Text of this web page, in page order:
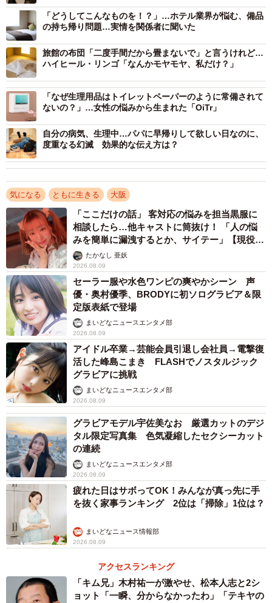
2/11
「できれば女の人出てくれ～！」とフロントに電話をすると…（ごえた
むさん提供）
テキパキとした対応に救われたごえたむさんですが、こ
の日以降、外泊時には生理予定日に関係なく、ショーツ型
のナプキンを履いて備えるようになったそうです。
投稿を読んだ現役や元ホテルスタッフからは「申し出て
くださるだけでありがたい」「ホテルでちゃんと対応しま
す」「気にしないで大丈夫です」「チェックアウトの際に
お手紙で伝えられたこともあります」といった反応があり
ました。
ツイッターユーザーからも似たような経験談がたくさん寄せられました
（ごえたむさん提供）
ホテル側「ご不安に寄り添えうれしい」
ごえたむさんが宿泊したのはJR大阪駅に直結する「ホテ
ルグランヴィア大阪」（大阪市北区）。抜群のホスピタリ
ティがSNS上で話題になっていることを広報担当者に伝え
ると、今回のケースは特別なことではなく、普段通りの対
応に過ぎなかったと驚いた様子でした。
です。お客様のご不安やご心配に寄り添うことができまし
てうれしい限りです。励みになります。滞在中に体調不良
「どうしてこんなものを！？」…ホテル業界が悩む、備品
の持ち帰り問題…実情を関係者に聞いた
旅館の布団「二度手間だから畳まないで」と言うけれど…
ハイヒール・リンゴ「なんかモヤモヤ、私だけ？」
「なぜ生理用品はトイレットペーパーのように常備されて
ないの？」…女性の悩みから生まれた「OiTr」
自分の病気、生理中…パパに早帰りして欲しい日なのに、
度重なる幻滅 効果的な伝え方は？
気になる ともに生きる 大阪
「ここだけの話」 客対応の悩みを担当黒服に
相談したら…他キャストに筒抜け！ 「人の悩
みを簡単に漏洩するとか、サイテー」【現役キ
ャストに取材】
たかなし 亜妖
2026.08.09
セーラー服や水色ワンピの爽やかシーン 声
優・奥村優季、BRODYに初ソログラビア＆限
定版表紙で登場
まいどなニュースエンタメ部
2026.08.09
アイドル卒業→芸能会員引退し会社員→電撃復
活した峰島こまき FLASHでノスタルジック
グラビアに挑戦
まいどなニュースエンタメ部
2026.08.09
グラビアモデル宇佐美なお 厳選カットのデジ
タル限定写真集 色気凝縮したセクシーカット
の連続
まいどなニュースエンタメ部
2026.08.09
疲れた日はサボってOK！みんなが真っ先に手
を抜く家事ランキング 2位は「掃除」1位は？
まいどなニュース情報部
2026.08.09
アクセスランキング
「キム兄」木村祐一が激やせ、松本人志と2シ
ョット「一瞬、分からなかったわ」「テキヤの